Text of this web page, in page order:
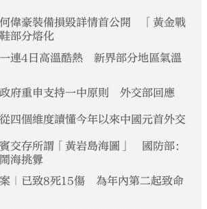
偉豪裝備損毀詳情首公開 「黃金戰
部分熔化
連4日高溫酷熱 新界部分地區氣溫
府重申支持一中原則 外交部回應
四個維度讀懂今年以來中國元首外交
交存所謂「黃岩島海圖」 國防部：
海挑釁
｜已致8死15傷 為年內第二起致命